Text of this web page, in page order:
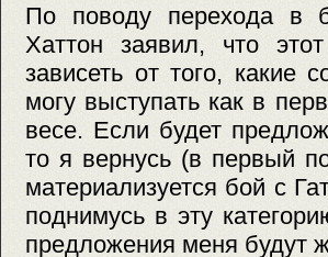
По поводу перехода в
Хаттон заявил, что
зависеть от того, какие
могу выступать как в
весе. Если будет
то я вернусь (в первый
материализуется бой с
поднимусь в эту
предложения меня будут